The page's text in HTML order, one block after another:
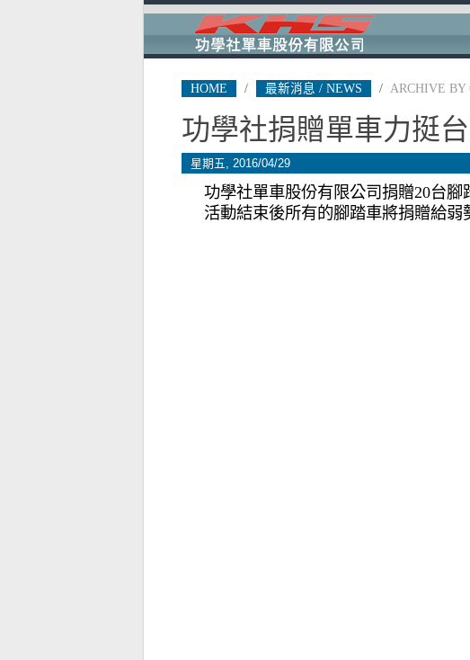
HOME / 最新消息 / NEWS / ARCHIVE BY
功學社捐贈單車力挺
星期五, 2016/04/29
功學社單車股份有限公司捐贈20台腳
活動結束後所有的腳踏車將捐贈給弱